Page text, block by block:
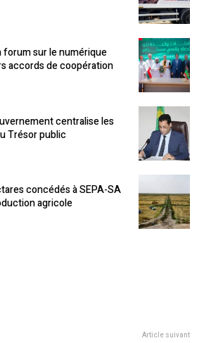
forum sur le numérique
accords de coopération
centralise les
Trésor public
concédés à SEPA-SA
agricole
Article suivant